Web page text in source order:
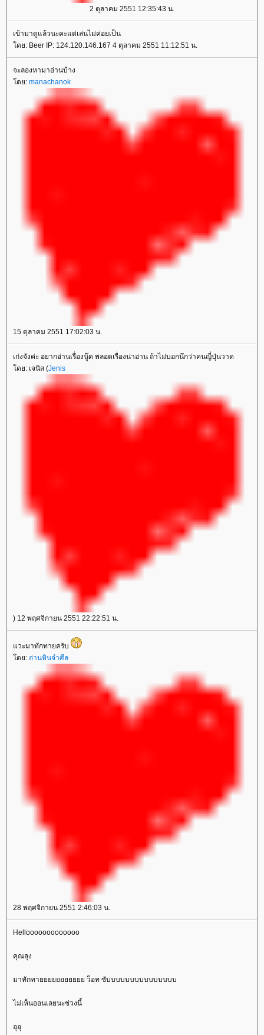
2 ตุลาคม 2551 12:35:43 น.
เข้ามาดูแล้วนะคะแต่เล่นไม่ค่อยเป็น
ดย: Beer IP: 124.120.146.167 4 ตุลาคม 2551 11:12:51 น.
จะลองหามาอ่านบ้าง
ดย: manachanok
15 ตุลาคม 2551 17:02:03 น.
เก่งจังค่ะ อยากอ่านเรื่องนู๊ด พลอตเรื่องน่าอ่าน ถ้าไม่บอกนึกว่าคนญี่ปุ่นวาด
ดย: เจนิส (Jenis
) 12 พฤศจิกายน 2551 22:22:51 น.
วะมาทักทายครับ
ดย: ถ่านหินจำศีล
28 พฤศจิกายน 2551 2:46:03 น.
Hellooooooooooooo
คุณลุง
มาทักทายยยยยยยยยยย ว็อท ซับบบบบบบบบบบบบบบ
ไม่เห็นออนเลยนะช่วงนี้
อุอุ